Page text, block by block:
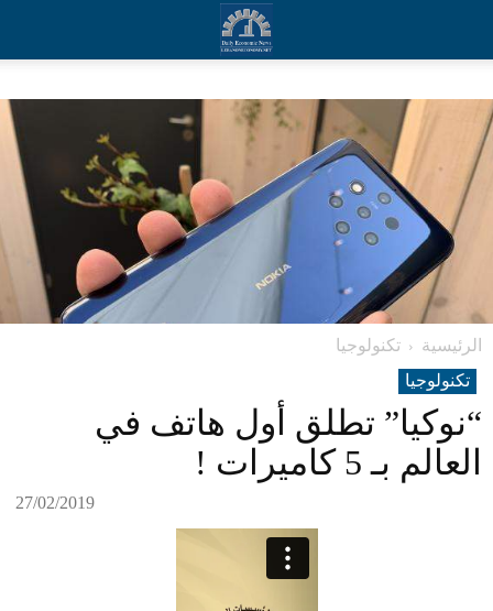
الرئيسية
تکنولوجیا
تکنولوجیا
“نوكيا” تطلق أول هاتف في
العالم بـ 5 كاميرات !
27/02/2019